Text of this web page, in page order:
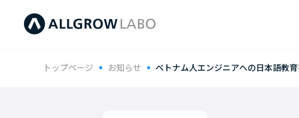
トップページ お知らせ ベトナム人エンジニアへの日本語教育